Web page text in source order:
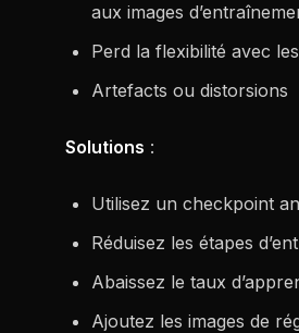
aux images
Perd la flexibilité avec
Artefacts ou distorsions
Solutions :
Utilisez un checkpoint
Réduisez les étapes
Abaissez le taux
Ajoutez les images de